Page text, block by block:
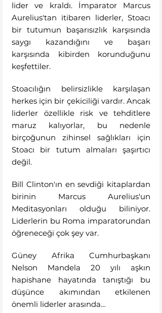
lider ve kraldı. İmparator Marcus
Aurelius'tan itibaren liderler, Stoacı
bir tutumun başarısızlık karşısında
saygı kazandığını ve başarı
karşısında kibirden korunduğunu
keşfettiler.
Stoacılığın belirsizlikle karşılaşan
herkes için bir çekiciliği vardır. Ancak
liderler özellikle risk ve tehditlere
maruz kalıyorlar, bu nedenle
birçoğunun zihinsel sağlıkları için
Stoacı bir tutum almaları şaşırtıcı
değil.
Bill Clinton'ın en sevdiği kitaplardan
birinin Marcus Aurelius'un
Meditasyonları olduğu biliniyor.
Liderlerin bu Roma imparatorundan
öğreneceği çok şey var.
Güney Afrika Cumhurbaşkanı
Nelson Mandela 20 yılı aşkın
hapishane hayatında tanıştığı bu
düşünce akımından etkilenen
önemli liderler arasında…